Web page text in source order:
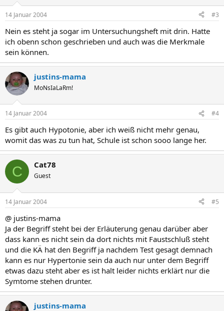
14 Januar 2004 #3
Nein es steht ja sogar im Untersuchungsheft mit drin. Hatte
ich obenn schon geschrieben und auch was die Merkmale
sein können.
justins-mama
MoNsIaLaRm!
14 Januar 2004 #4
Es gibt auch Hypotonie, aber ich weiß nicht mehr genau,
womit das was zu tun hat, Schule ist schon sooo lange her.
C Cat78
Guest
14 Januar 2004 #5
@ justins-mama
Ja der Begriff steht bei der Erläuterung genau darüber aber
dass kann es nicht sein da dort nichts mit Faustschluß steht
und die KÄ hat den Begriff ja nachdem Test gesagt demnach
kann es nur Hypertonie sein da auch nur unter dem Begriff
etwas dazu steht aber es ist halt leider nichts erklärt nur die
Symtome stehen drunter.
justins-mama